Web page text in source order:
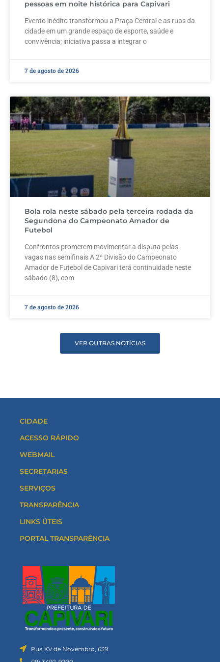
pessoas em noite histórica para Capivari
Evento inédito transformou a Praça Central e as ruas da
cidade em um grande espaço de esporte, saúde e
convivência; iniciativa passa a integrar o
7 de agosto de 2026
Bola rola neste sábado pela terceira rodada da
Segundona do Campeonato Amador de
Futebol
Confrontos prometem movimentar a disputa pelas
vagas nas semifinais A 2ª Divisão do Campeonato
Amador de Futebol de Capivari terá continuidade neste
sábado (8), com
7 de agosto de 2026
VER OUTRAS NOTÍCIAS
CIDADE
ACESSO RÁPIDO
WEBMAIL
SECRETARIAS
SERVIÇOS
TRANSPARÊNCIA
LINKS ÚTEIS
PORTAL TRANSPARÊNCIA
Rua XV de Novembro, 639